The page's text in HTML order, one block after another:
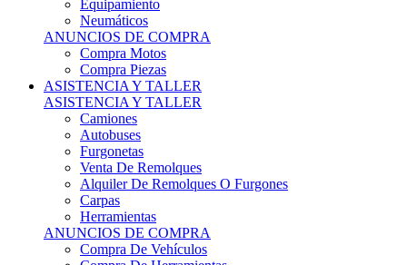
ANUNCIOS DE COMPRA
Compra Motos
Compra Piezas
ASISTENCIA Y TALLER
ASISTENCIA Y TALLER
Camiones
Autobuses
Furgonetas
Venta De Remolques
Alquiler De Remolques O Furgones
Carpas
Herramientas
ANUNCIOS DE COMPRA
Compra De Vehículos
Compra De Herramientas